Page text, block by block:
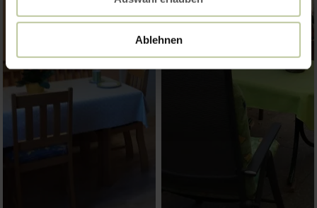
Ablehnen